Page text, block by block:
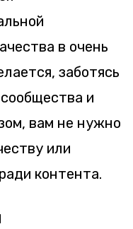
в очень
заботясь
и
вам не нужно
или
контента.